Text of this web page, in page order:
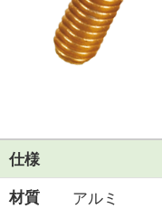
仕様
材質
アルミ